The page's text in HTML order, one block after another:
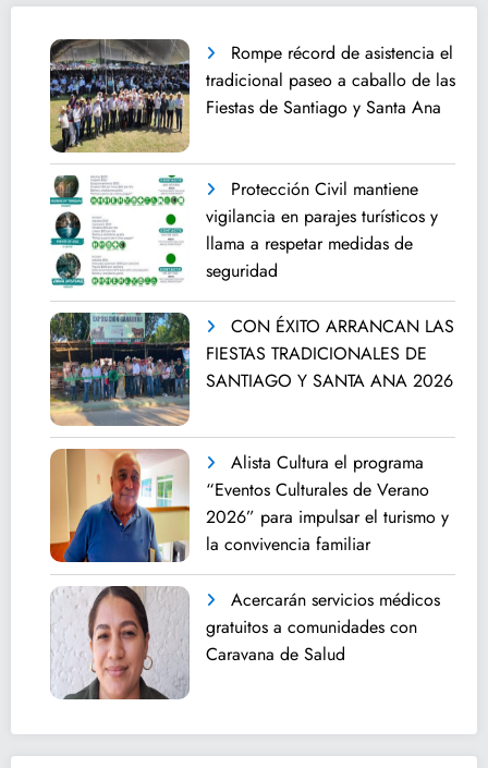
Rompe récord de asistencia el
tradicional paseo a caballo de las
Fiestas de Santiago y Santa Ana
Protección Civil mantiene
vigilancia en parajes turísticos y
llama a respetar medidas de
seguridad
CON ÉXITO ARRANCAN LAS
FIESTAS TRADICIONALES DE
SANTIAGO Y SANTA ANA 2026
Alista Cultura el programa
“Eventos Culturales de Verano
2026” para impulsar el turismo y
la convivencia familiar
Acercarán servicios médicos
gratuitos a comunidades con
Caravana de Salud